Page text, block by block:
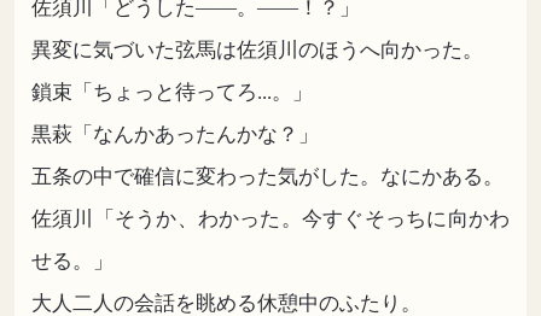
佐須川「どうした――。――！？」
異変に気づいた弦馬は佐須川のほうへ向かった。
鎖束「ちょっと待ってろ...。」
黒萩「なんかあったんかな？」
五条の中で確信に変わった気がした。なにかある。
佐須川「そうか、わかった。今すぐそっちに向かわ
せる。」
大人二人の会話を眺める休憩中のふたり。